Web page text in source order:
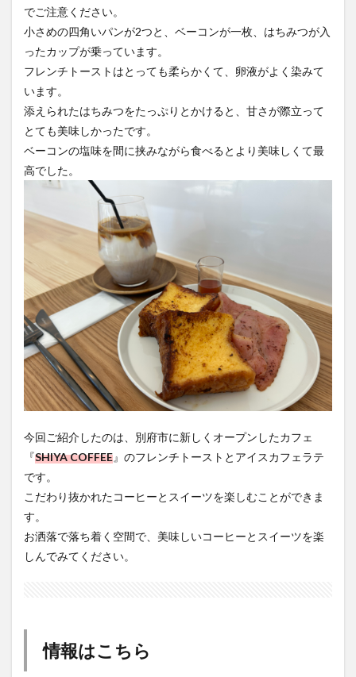
でご注意ください。
小さめの四角いパンが2つと、ベーコンが一枚、はちみつが入
ったカップが乗っています。
フレンチトーストはとっても柔らかくて、卵液がよく染みて
います。
添えられたはちみつをたっぷりとかけると、甘さが際立って
とても美味しかったです。
ベーコンの塩味を間に挟みながら食べるとより美味しくて最
高でした。
今回ご紹介したのは、別府市に新しくオープンしたカフェ
『SHIYA COFFEE』のフレンチトーストとアイスカフェラテ
です。
こだわり抜かれたコーヒーとスイーツを楽しむことができま
す。
お洒落で落ち着く空間で、美味しいコーヒーとスイーツを楽
しんでみてください。
情報はこちら